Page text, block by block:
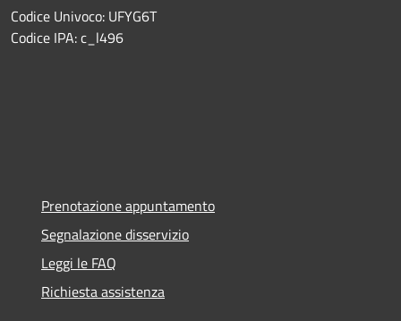
Codice Univoco: UFYG6T
Codice IPA: c_l496
Prenotazione appuntamento
Segnalazione disservizio
Leggi le FAQ
Richiesta assistenza